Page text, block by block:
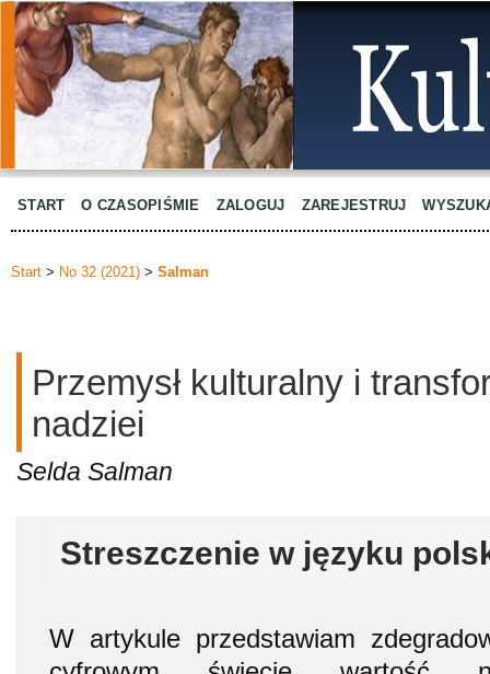
START O CZASOPIŚMIE ZALOGUJ ZAREJESTRUJ
Start > No 32 (2021) > Salman
Przemysł kulturalny i
nadziei
Selda Salman
Streszczenie w języku
W artykule przedstawiam